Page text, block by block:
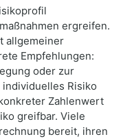
ergreifen.
allgemeiner
Empfehlungen:
oder zur
Risiko
Zahlenwert
greifbar. Viele
bereit, ihren